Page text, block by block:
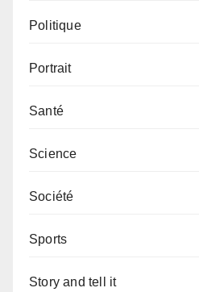
Politique
Portrait
Santé
Science
Société
Sports
Story and tell it